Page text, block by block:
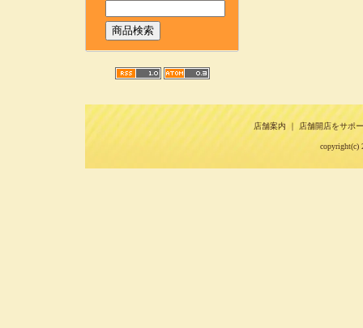
店舗案内 ｜ 店舗開店をサポ
copyright(c)